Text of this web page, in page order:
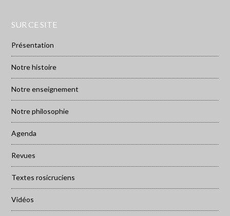
SUR CE SITE
Présentation
Notre histoire
Notre enseignement
Notre philosophie
Agenda
Revues
Textes rosicruciens
Vidéos